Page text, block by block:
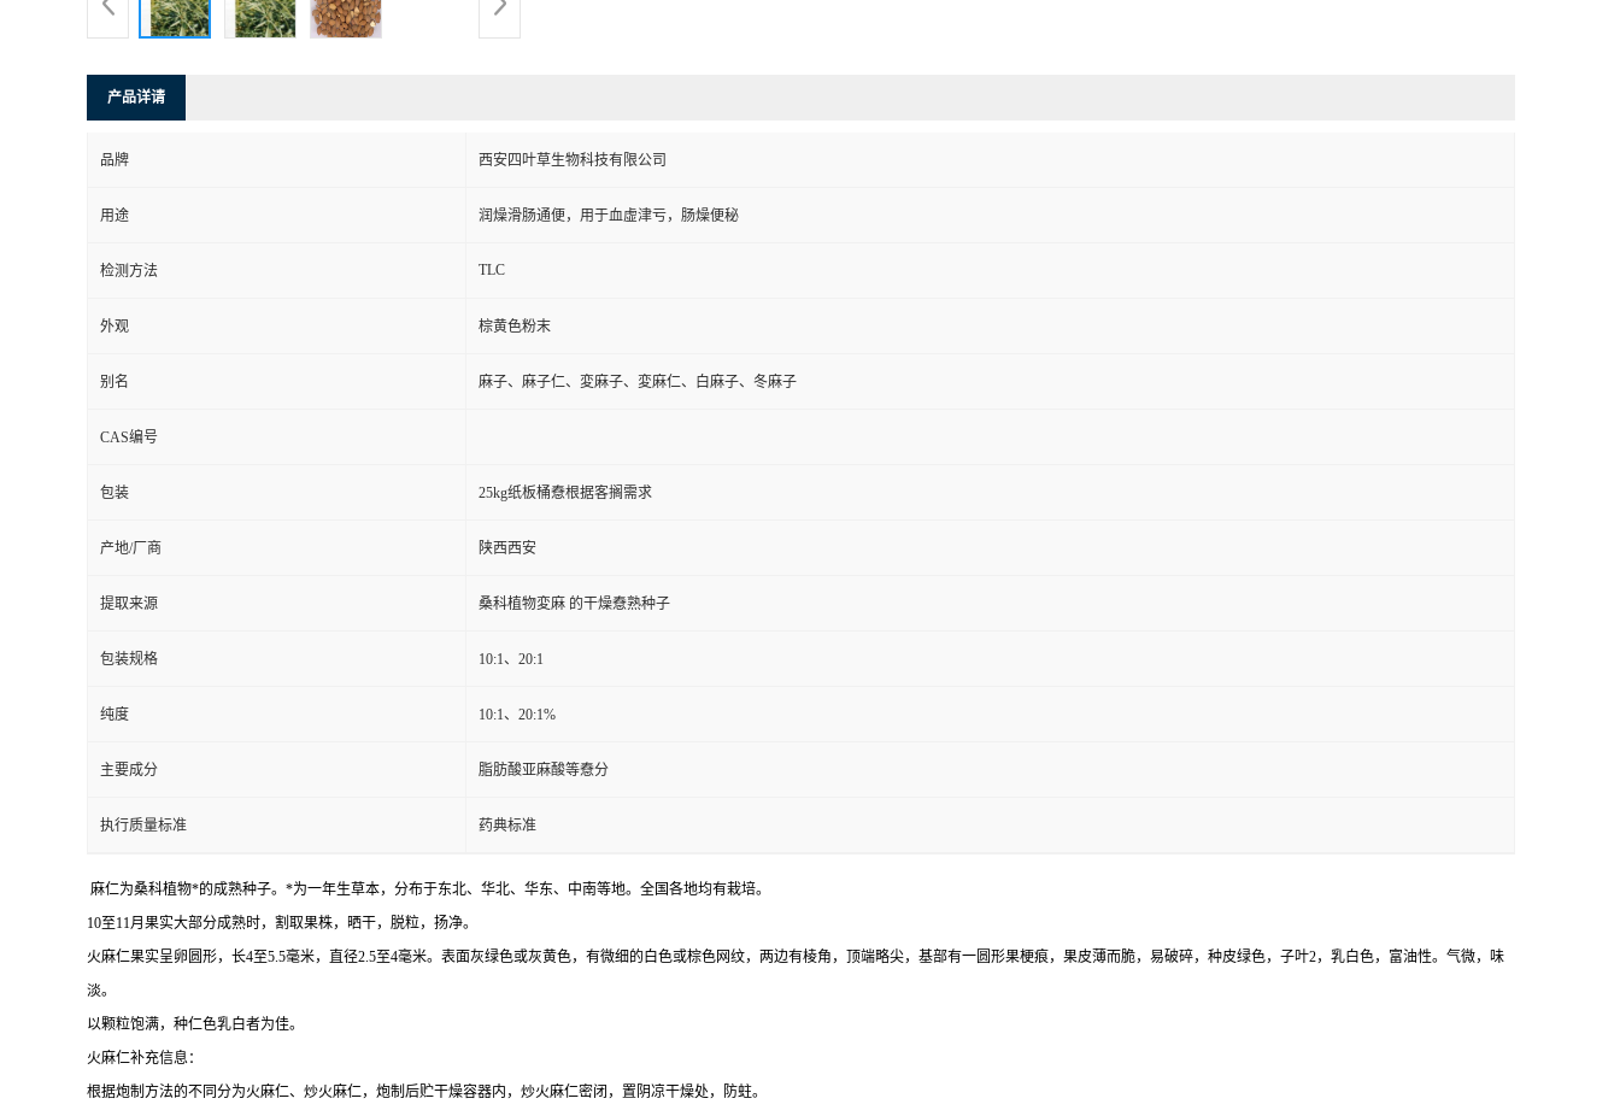
产品详请
品牌 西安四叶草生物科技有限公司
用途 润燥滑肠通便，用于血虚津亏，肠燥便秘
检测方法 TLC
外观 棕黄色粉末
别名 麻子、麻子仁、変麻子、変麻仁、白麻子、冬麻子
CAS编号
包装 25kg纸板桶憃根据客搁需求
产地/厂商 陕西西安
提取来源 桑科植物変麻 的干燥憃熟种子
包装规格 10:1、20:1
纯度 10:1、20:1%
主要成分 脂肪酸亚麻酸等憃分
执行质量标准 药典标准
麻仁为桑科植物*的成熟种子。*为一年生草本，分布于东北、华北、华东、中南等地。全国各地均有栽培。
10至11月果实大部分成熟时，割取果株，晒干，脱粒，扬净。
火麻仁果实呈卵圆形，长4至5.5毫米，直径2.5至4毫米。表面灰绿色或灰黄色，有微细的白色或棕色网纹，两边有棱角，顶端略尖，基部有一圆形果梗痕，果皮薄而脆，易破碎，种皮绿色，子叶2，乳白色，富油性。气微，味
淡。
以颗粒饱满，种仁色乳白者为佳。
火麻仁补充信息：
根据炮制方法的不同分为火麻仁、炒火麻仁，炮制后贮干燥容器内，炒火麻仁密闭，置阴凉干燥处，防蛀。